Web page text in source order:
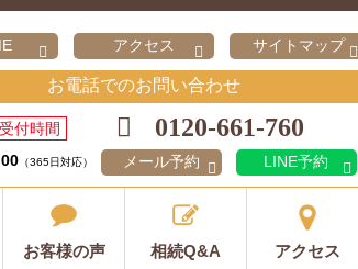
アクセス サイトマップ
お電話でのお問い合わせ
付時間
（365日対応）
0120-661-760
メール予約 LINE予約
お客様の声 相続Q&A アクセス